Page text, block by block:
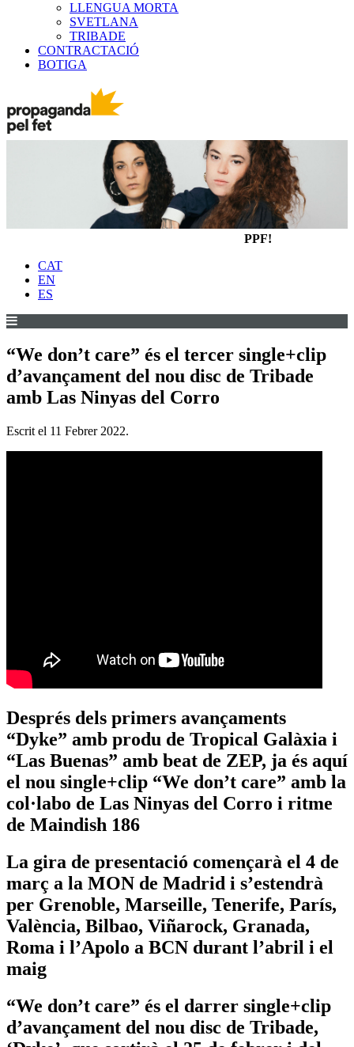
LLENGUA MORTA
SVETLANA
TRIBADE
CONTRACTACIÓ
BOTIGA
PPF!
CAT
EN
ES
“We don’t care” és el tercer single+clip
d’avançament del nou disc de Tribade
amb Las Ninyas del Corro
Escrit el 11 Febrer 2022.
Després dels primers avançaments
“Dyke” amb produ de Tropical Galàxia i
“Las Buenas” amb beat de ZEP, ja és aquí
el nou single+clip “We don’t care” amb la
col·labo de Las Ninyas del Corro i ritme
de Maindish 186
La gira de presentació començarà el 4 de
març a la MON de Madrid i s’estendrà
per Grenoble, Marseille, Tenerife, París,
València, Bilbao, Viñarock, Granada,
Roma i l’Apolo a BCN durant l’abril i el
maig
“We don’t care” és el darrer single+clip
d’avançament del nou disc de Tribade,